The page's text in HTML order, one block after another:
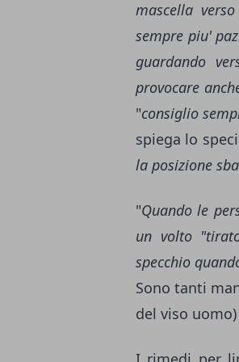
mascella
sempre piu'
guardando
provocare
"consiglio
spiega lo
la posizione
"Quando le
un volto
specchio
Sono tanti
del viso uomo